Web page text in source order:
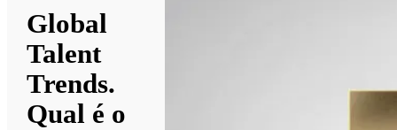
Global
Talent
Trends.
Qual é o